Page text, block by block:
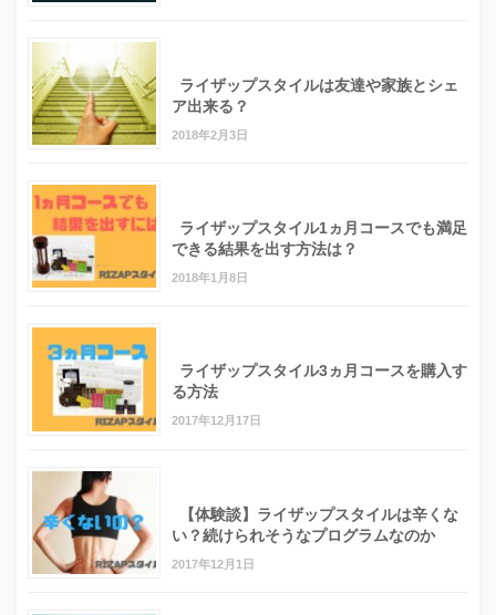
ライザップスタイルは友達や家族とシェ
ア出来る？
2018年2月3日
ライザップスタイル1ヵ月コースでも満足
できる結果を出す方法は？
2018年1月8日
ライザップスタイル3ヵ月コースを購入す
る方法
2017年12月17日
【体験談】ライザップスタイルは辛くな
い？続けられそうなプログラムなのか
2017年12月1日